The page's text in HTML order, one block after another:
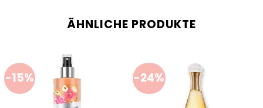
ÄHNLICHE PRODUKTE
-15% -24%